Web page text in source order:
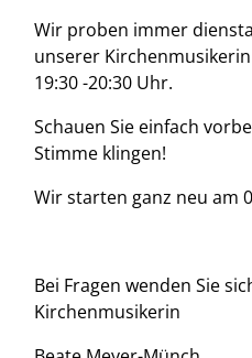
Wir proben immer
unserer
19:30 -20:30 Uhr.
Schauen Sie einfach
Stimme klingen!
Wir starten ganz neu am
Bei Fragen wenden Sie
Kirchenmusikerin